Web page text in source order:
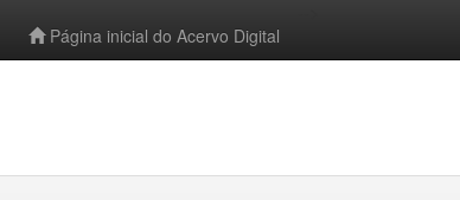
Página inicial do Acervo Digital